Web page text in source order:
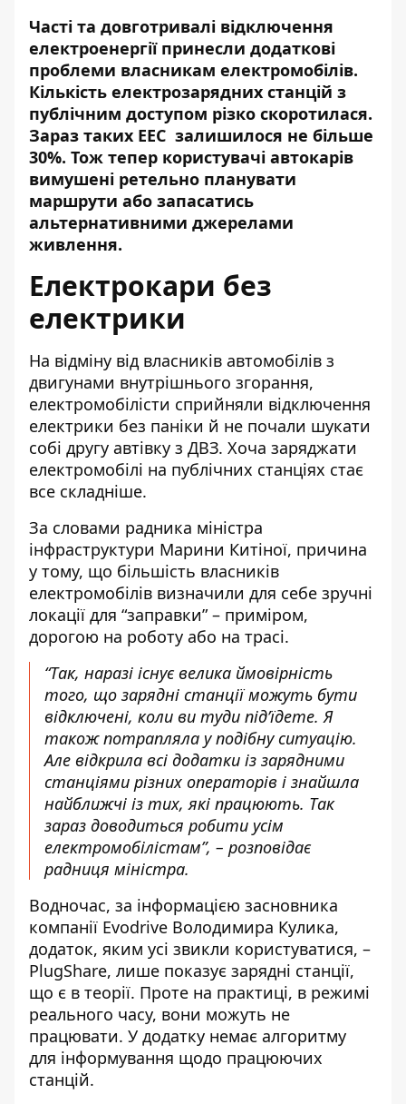
Часті та довготривалі відключення
електроенергії принесли додаткові
проблеми власникам електромобілів.
Кількість електрозарядних станцій з
публічним доступом різко скоротилася.
Зараз таких ЕЕС залишилося не більше
30%. Тож тепер користувачі автокарів
вимушені ретельно планувати
маршрути або запасатись
альтернативними джерелами
живлення.
Електрокари без
електрики
На відміну від власників автомобілів з
двигунами внутрішнього згорання,
електромобілісти сприйняли відключення
електрики без паніки й не почали шукати
собі другу автівку з ДВЗ. Хоча заряджати
електромобілі на публічних станціях стає
все складніше.
За словами радника міністра
інфраструктури Марини Китіної, причина
у тому, що більшість власників
електромобілів визначили для себе зручні
локації для “заправки” – приміром,
дорогою на роботу або на трасі.
“Так, наразі існує велика ймовірність
того, що зарядні станції можуть бути
відключені, коли ви туди підʼїдете. Я
також потрапляла у подібну ситуацію.
Але відкрила всі додатки із зарядними
станціями різних операторів і знайшла
найближчі із тих, які працюють. Так
зараз доводиться робити усім
електромобілістам”, – розповідає
радниця міністра.
Водночас, за інформацією засновника
компанії Evodrive Володимира Кулика,
додаток, яким усі звикли користуватися, –
PlugShare, лише показує зарядні станції,
що є в теорії. Проте на практиці, в режимі
реального часу, вони можуть не
працювати. У додатку немає алгоритму
для інформування щодо працюючих
станцій.